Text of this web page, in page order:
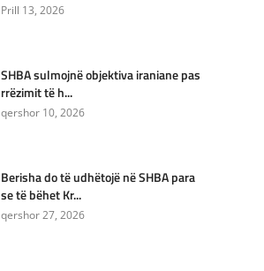
Prill 13, 2026
SHBA sulmojnë objektiva iraniane pas
rrëzimit të h...
qershor 10, 2026
Berisha do të udhëtojë në SHBA para
se të bëhet Kr...
qershor 27, 2026